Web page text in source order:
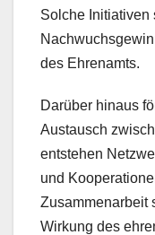
Solche Initiativen
des Ehrenamts.
Darüber hinaus
Austausch
entstehen
und
Zusammenarbeit
Wirkung des